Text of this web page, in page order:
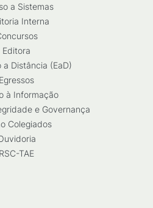
a Sistemas
Interna
Editora
a Distância (EaD)
Egressos
à Informação
e Governança
Colegiados
RSC-TAE